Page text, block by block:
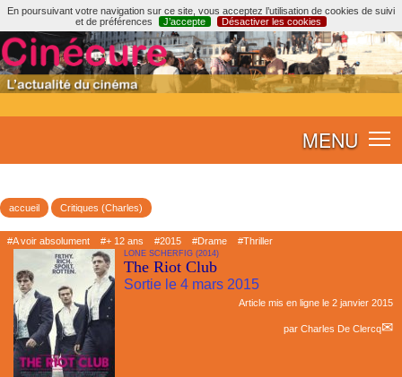
En poursuivant votre navigation sur ce site, vous acceptez l’utilisation de cookies de suivi
et de préférences
J’accepte Désactiver les cookies
MENU
accueil Critiques (Charles)
#A voir absolument #+ 12 ans #2015 #Drame #Thriller
LONE SCHERFIG (2014)
The Riot Club
Sortie le 4 mars 2015
Article mis en ligne le 2 janvier 2015
par Charles De Clercq